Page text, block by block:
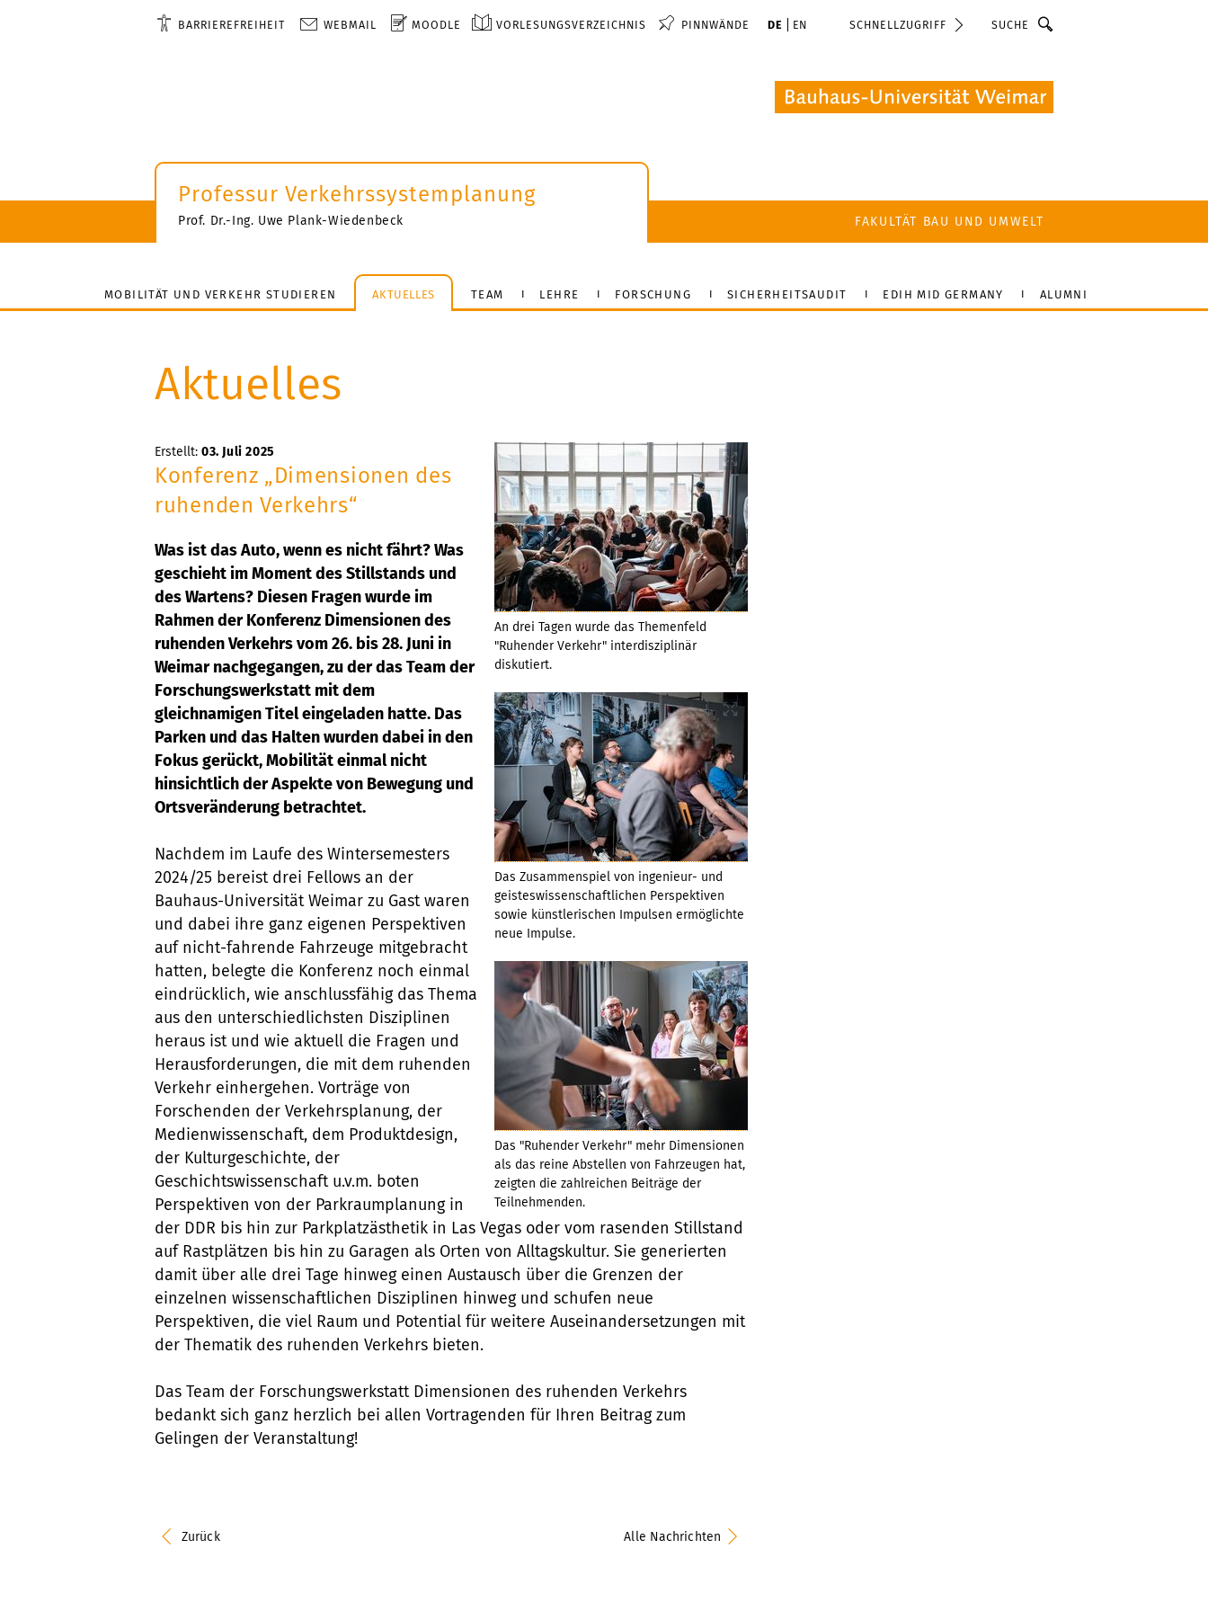
BARRIEREFREIHEIT WEBMAIL MOODLE VORLESUNGSVERZEICHNIS PINNWÄNDE DE EN SCHNELLZUGRIFF Suche
Professur Verkehrssystemplanung
Prof. Dr.-Ing. Uwe Plank-Wiedenbeck FAKULTÄT BAU UND UMWELT
MOBILITÄT UND VERKEHR STUDIEREN AKTUELLES TEAM LEHRE FORSCHUNG SICHERHEITSAUDIT EDIH MID GERMANY ALUMNI
Aktuelles
An drei Tagen wurde das Themenfeld
"Ruhender Verkehr" interdisziplinär
diskutiert.
Das Zusammenspiel von ingenieur- und
geisteswissenschaftlichen Perspektiven
sowie künstlerischen Impulsen ermöglichte
neue Impulse.
Das "Ruhender Verkehr" mehr Dimensionen
als das reine Abstellen von Fahrzeugen hat,
zeigten die zahlreichen Beiträge der
Teilnehmenden.
Erstellt: 03. Juli 2025
Konferenz „Dimensionen des
ruhenden Verkehrs“
Was ist das Auto, wenn es nicht fährt? Was
geschieht im Moment des Stillstands und
des Wartens? Diesen Fragen wurde im
Rahmen der Konferenz Dimensionen des
ruhenden Verkehrs vom 26. bis 28. Juni in
Weimar nachgegangen, zu der das Team der
Forschungswerkstatt mit dem
gleichnamigen Titel eingeladen hatte. Das
Parken und das Halten wurden dabei in den
Fokus gerückt, Mobilität einmal nicht
hinsichtlich der Aspekte von Bewegung und
Ortsveränderung betrachtet.
Nachdem im Laufe des Wintersemesters
2024/25 bereist drei Fellows an der
Bauhaus-Universität Weimar zu Gast waren
und dabei ihre ganz eigenen Perspektiven
auf nicht-fahrende Fahrzeuge mitgebracht
hatten, belegte die Konferenz noch einmal
eindrücklich, wie anschlussfähig das Thema
aus den unterschiedlichsten Disziplinen
heraus ist und wie aktuell die Fragen und
Herausforderungen, die mit dem ruhenden
Verkehr einhergehen. Vorträge von
Forschenden der Verkehrsplanung, der
Medienwissenschaft, dem Produktdesign,
der Kulturgeschichte, der
Geschichtswissenschaft u.v.m. boten
Perspektiven von der Parkraumplanung in
der DDR bis hin zur Parkplatzästhetik in Las Vegas oder vom rasenden Stillstand
auf Rastplätzen bis hin zu Garagen als Orten von Alltagskultur. Sie generierten
damit über alle drei Tage hinweg einen Austausch über die Grenzen der
einzelnen wissenschaftlichen Disziplinen hinweg und schufen neue
Perspektiven, die viel Raum und Potential für weitere Auseinandersetzungen mit
der Thematik des ruhenden Verkehrs bieten.
Das Team der Forschungswerkstatt Dimensionen des ruhenden Verkehrs
bedankt sich ganz herzlich bei allen Vortragenden für Ihren Beitrag zum
Gelingen der Veranstaltung!
Zurück Alle Nachrichten